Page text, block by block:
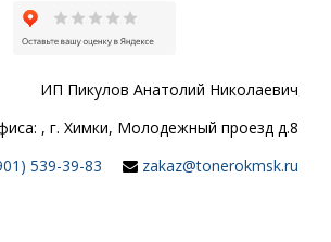
ИП Пикулов Анатолий Николаевич
, г. Химки, Молодежный проезд д.8
539-39-83
zakaz@tonerokmsk.ru